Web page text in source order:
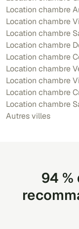
Location chambre
Location chambre
Location chambre
Location chambre
Location chambre
Location chambre
Location chambre
Location chambre
Location chambre
Autres villes
94